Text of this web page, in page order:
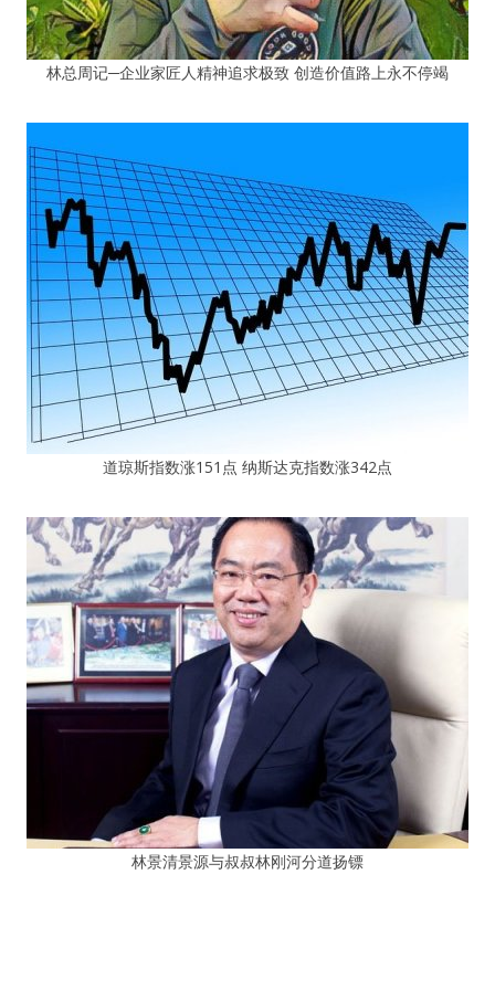
林总周记─企业家匠人精神追求极致 创造价值路上永不停竭
道琼斯指数涨151点 纳斯达克指数涨342点
林景清景源与叔叔林刚河分道扬镖